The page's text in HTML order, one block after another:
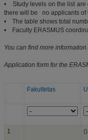
• Study levels on the list are
there will be no applicants of
• The table shows total
• Faculty ERASMUS
You can find more
Application form for the
Fakultetas
1 ()